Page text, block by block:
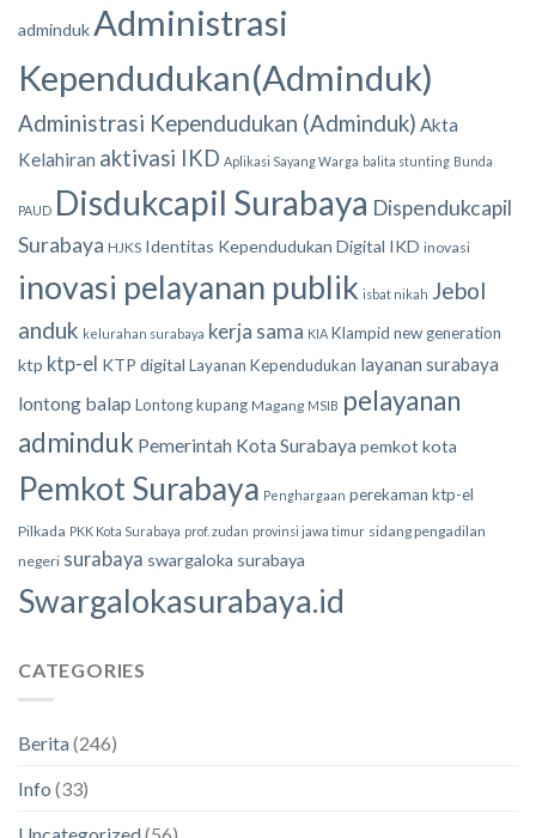
admindukAdministrasi
Kependudukan(Adminduk)
Administrasi Kependudukan (Adminduk) Akta
Kelahiran aktivasi IKD Aplikasi Sayang Warga balita stunting Bunda
PAUD Disdukcapil Surabaya Dispendukcapil
Surabaya HJKS Identitas Kependudukan Digital IKD inovasi
inovasi pelayanan publik isbat nikah Jebol
anduk kelurahan surabaya kerja sama KIA Klampid new generation
ktp ktp-el KTP digital Layanan Kependudukan layanan surabaya
lontong balap Lontong kupang Magang MSIB pelayanan
adminduk Pemerintah Kota Surabaya pemkot kota
Pemkot Surabaya Penghargaan perekaman ktp-el
Pilkada PKK Kota Surabaya prof. zudan provinsi jawa timur sidang pengadilan
negeri surabaya swargaloka surabaya
Swargalokasurabaya.id
CATEGORIES
Berita(246)
Info (33)
Uncategorized(56)